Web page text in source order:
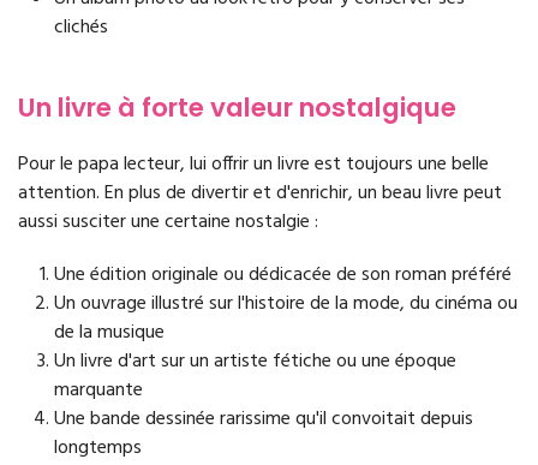
clichés
Un livre à forte valeur nostalgique
Pour le papa lecteur, lui offrir un livre est toujours une belle
attention. En plus de divertir et d'enrichir, un beau livre peut
aussi susciter une certaine nostalgie :
Une édition originale ou dédicacée de son roman préféré
Un ouvrage illustré sur l'histoire de la mode, du cinéma ou
de la musique
Un livre d'art sur un artiste fétiche ou une époque
marquante
Une bande dessinée rarissime qu'il convoitait depuis
longtemps